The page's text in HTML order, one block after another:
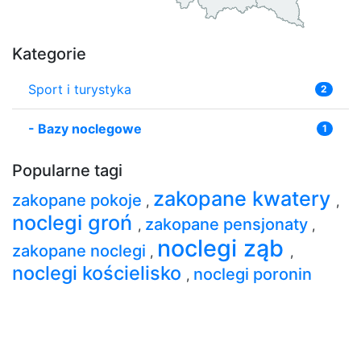
Kategorie
Sport i turystyka 2
- Bazy noclegowe 1
Popularne tagi
zakopane pokoje , zakopane kwatery ,
noclegi groń , zakopane pensjonaty ,
zakopane noclegi , noclegi ząb ,
noclegi kościelisko , noclegi poronin